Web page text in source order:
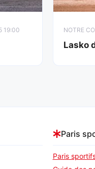
19:00 NOTRE
Lasko
Paris
Paris